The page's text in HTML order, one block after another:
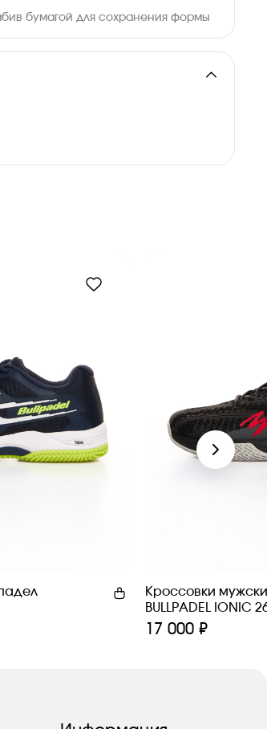
бумагой для сохранения формы
Кроссовки
BULLPADEL IONIC
17 000 ₽